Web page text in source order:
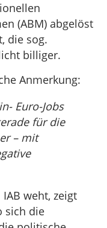
(ABM) abgelöst
die sog.
billiger.
Anmerkung:
Euro-Jobs
für die
– mit
weht, zeigt
sich die